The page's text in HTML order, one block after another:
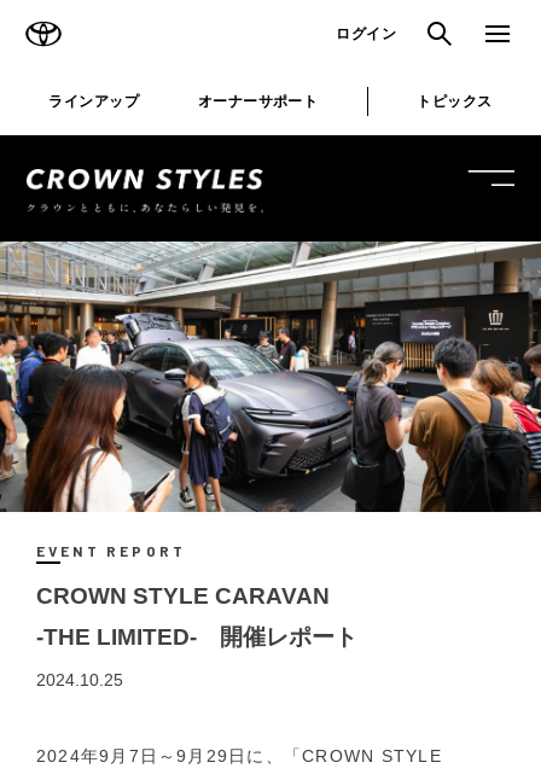
ログイン 検索 メニュ
ラインアップ オーナーサポート トピックス
EVENT REPORT
CROWN STYLE CARAVAN
-THE LIMITED- 開催レポート
2024.10.25
2024年9月7日～9月29日に、「CROWN STYLE